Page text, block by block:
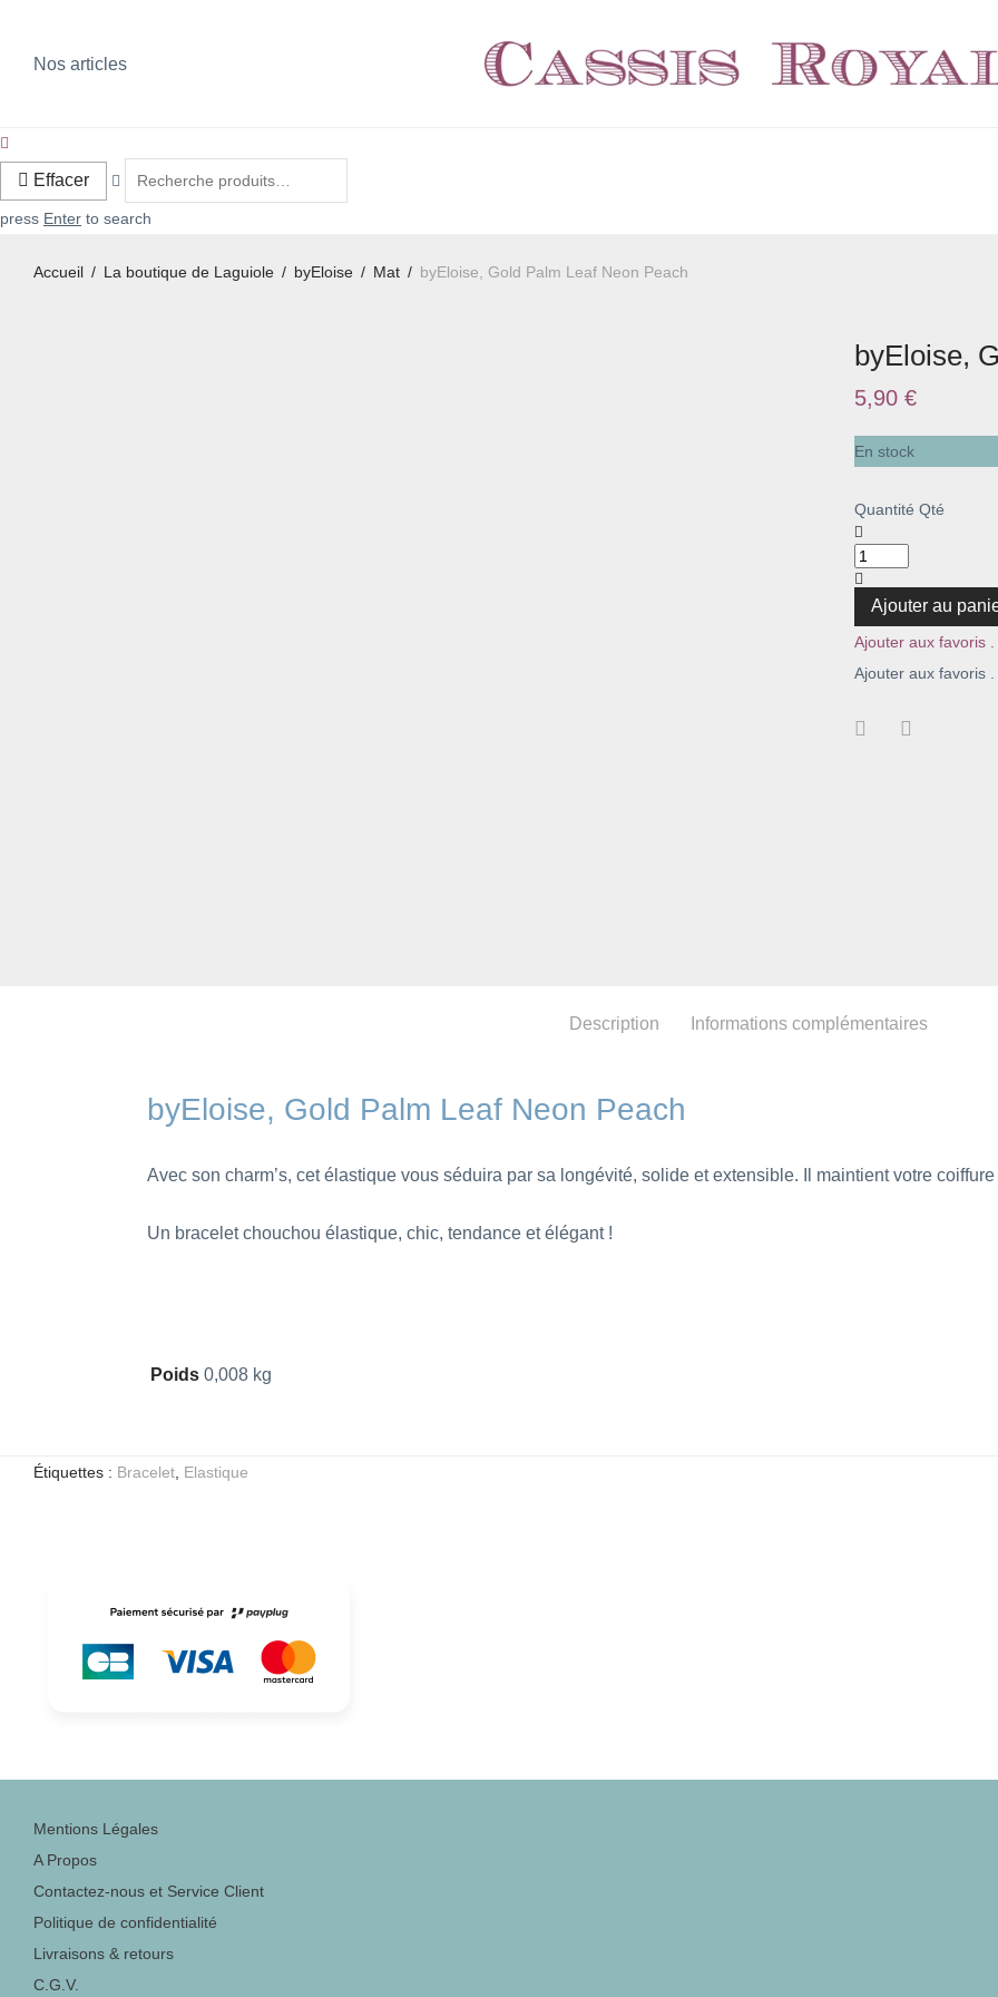
Nos articles
Effacer
press Enter to search
Accueil / La boutique de Laguiole / byEloise / Mat / byEloise, Gold Palm Leaf Neon Peach
byEloise,
5,90 €
En stock
Quantité Qté
Ajouter au
Ajouter aux favoris .
Ajouter aux favoris .
Description Informations complémentaires
byEloise, Gold Palm Leaf Neon Peach
Avec son charm’s, cet élastique vous séduira par sa longévité, solide et extensible. Il maintient votre
Un bracelet chouchou élastique, chic, tendance et élégant !
Poids 0,008 kg
Étiquettes : Bracelet Elastique
Mentions Légales
A Propos
Contactez-nous et Service Client
Politique de confidentialité
Livraisons & retours
C.G.V.